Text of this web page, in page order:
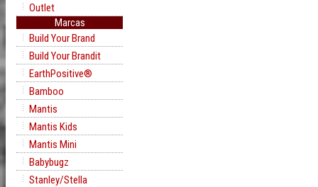
Outlet
Marcas
Build Your Brand
Build Your Brandit
EarthPositive®
Bamboo
Mantis
Mantis Kids
Mantis Mini
Babybugz
Stanley/Stella